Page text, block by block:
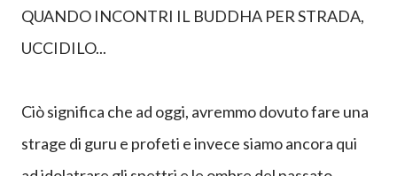
ma bisogna saper discernere gli uni dagli altri ,
rielaborare ciò che è compatibile e scartare ciò che
Il maestro zen Lin-tsi disse:
QUANDO INCONTRI IL BUDDHA PER STRADA,